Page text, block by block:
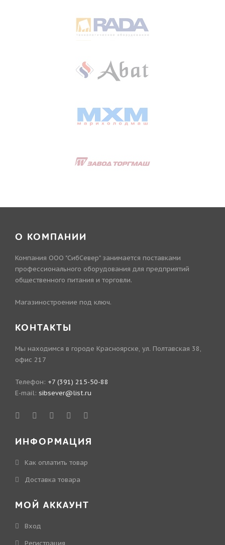
О КОМПАНИИ
Компания ООО "СибСевер" занимается поставками
профессионального оборудования для предприятий
общественного питания и торговли.
Магазиностроение под ключ.
КОНТАКТЫ
Мы находимся в городе Красноярске, ул. Полтавская 38,
офис 217
Телефон: +7 (391) 215-50-88
E-mail: sibsever@list.ru
ИНФОРМАЦИЯ
Как оплатить товар
Доставка товара
МОЙ АККАУНТ
Вход